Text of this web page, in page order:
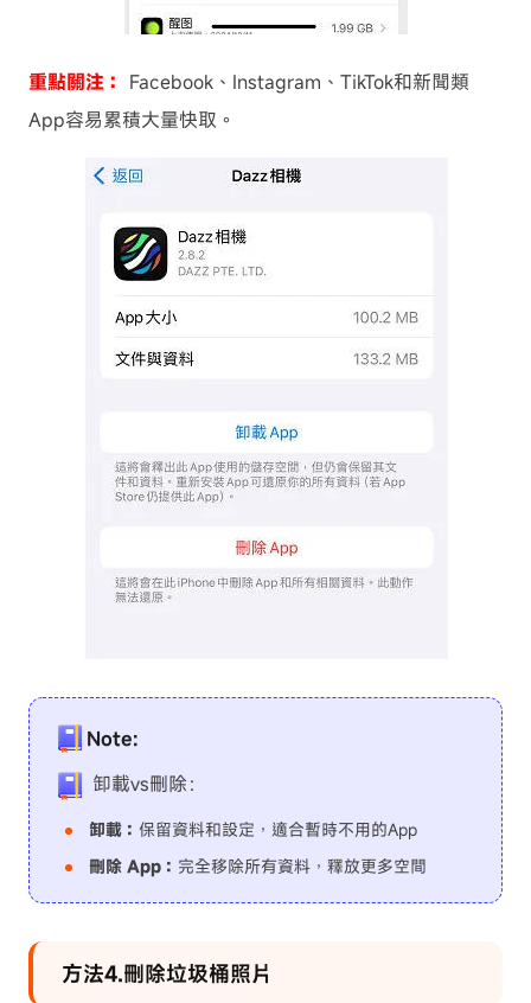
重點關注： Facebook、Instagram、TikTok和新聞類
App容易累積大量快取。
Note:
卸載vs刪除：
卸載： 保留資料和設定，適合暫時不用的App
刪除 App： 完全移除所有資料，釋放更多空間
方法4.刪除垃圾桶照片